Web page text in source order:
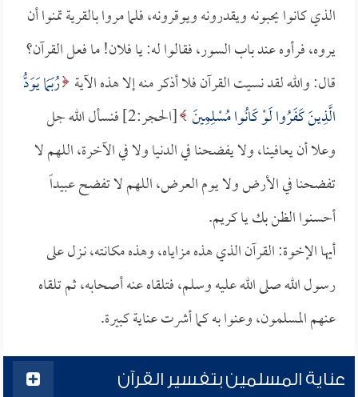
الذي كانوا يحبونه ويقدرونه ويوقرونه، فلما مروا بالقرية تمنوا أن
يروه، فرأوه عند باب السور، فقالوا له: يا فلان! ما فعل القرآن؟
قال: والله لقد نسيت القرآن فلا أذكر منه إلا هذه الآية رُبَمَا يَوَدُّ
الَّذِينَ كَفَرُوا لَوْ كَانُوا مُسْلِمِينَ
[الحجر:2] فنسأل الله جل
وعلا أن يعافينا، ولا يفضحنا في الدنيا ولا في الآخرة، اللهم لا
تفضحنا في الأرض ولا يوم العرض، اللهم لا تفضح عبيداً
أحسنوا الظن بك يا كريم.
أيها الإخوة: القرآن الذي هذه مزاياه، وهذه مكانته، نـزل على
رسول الله صلى الله عليه وسلم، فتلقاه عنه أصحابه، ثم تلقاه
عنهم المسلمون، وعنوا به كما أشرت عناية كبيرة.
عناية المسلمين بتفسير القرآن